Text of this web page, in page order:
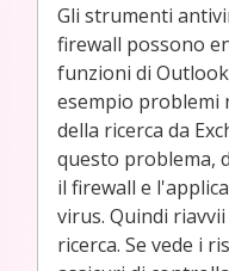
Gli strumenti
firewall possono
funzioni di
esempio problemi
della ricerca da
questo problema,
il firewall e
virus. Quindi
ricerca. Se vede i